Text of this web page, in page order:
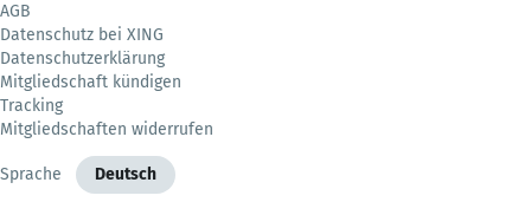
AGB
Datenschutz bei XING
Datenschutzerklärung
Mitgliedschaft kündigen
Tracking
Mitgliedschaften widerrufen
Sprache Deutsch